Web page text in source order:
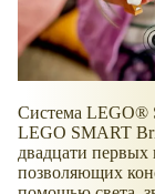
Система LEGO®
LEGO SMART
двадцати первых
позволяющих